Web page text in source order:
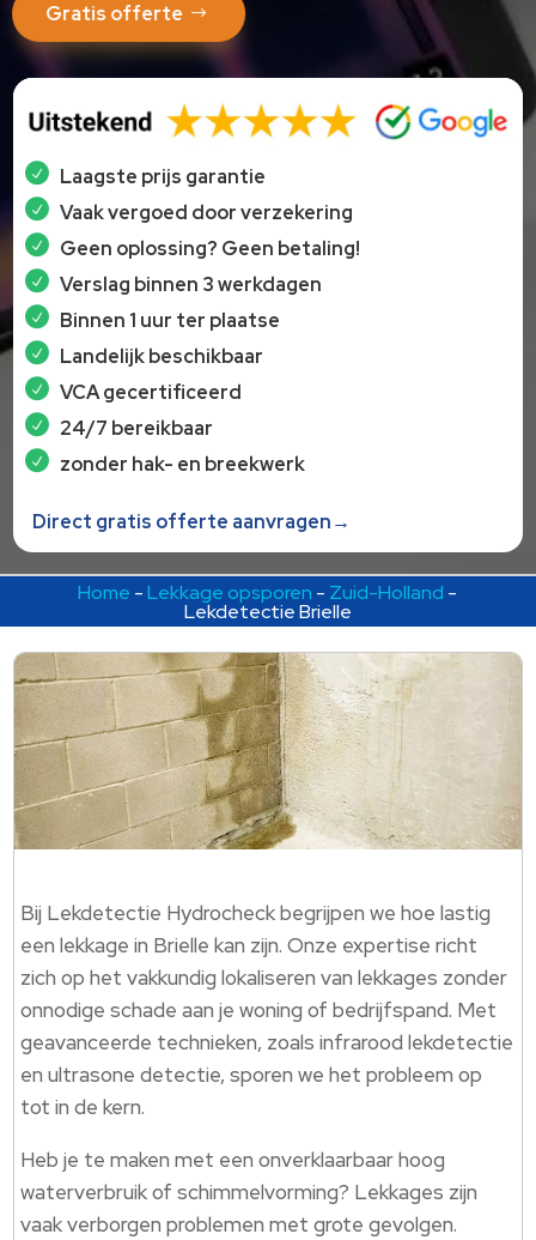
Gratis offerte
Laagste prijs garantie
Vaak vergoed door verzekering
Geen oplossing? Geen betaling!
Verslag binnen 3 werkdagen
Binnen 1 uur ter plaatse
Landelijk beschikbaar
VCA gecertificeerd
24/7 bereikbaar
zonder hak- en breekwerk
Direct gratis offerte aanvragen→
Home -Lekkage opsporen - Zuid-Holland -
Lekdetectie Brielle
Bij Lekdetectie Hydrocheck begrijpen we hoe lastig
een lekkage in Brielle kan zijn. Onze expertise richt
zich op het vakkundig lokaliseren van lekkages zonder
onnodige schade aan je woning of bedrijfspand. Met
geavanceerde technieken, zoals infrarood lekdetectie
en ultrasone detectie, sporen we het probleem op
tot in de kern.
Heb je te maken met een onverklaarbaar hoog
waterverbruik of schimmelvorming? Lekkages zijn
vaak verborgen problemen met grote gevolgen.